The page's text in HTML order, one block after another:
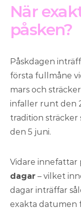
När
påsken?
Påskdagen
första fullmåne
mars och
infaller runt den
tradition sträcker
den 5 juni.
Vidare innefattar
dagar – vilket
dagar inträffar
exakta datumen